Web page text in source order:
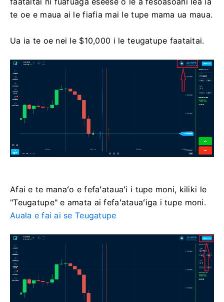
te oe e maua ai le fiafia mai le tupe mama ua maua.
Ua ia te oe nei le $10,000 i le teugatupe faataitai.
Afai e te manaʻo e fefaʻatauaʻi i tupe moni, kiliki le
"Teugatupe" e amata ai fefaʻatauaʻiga i tupe moni.
Auala e fai ai se Teugatupe